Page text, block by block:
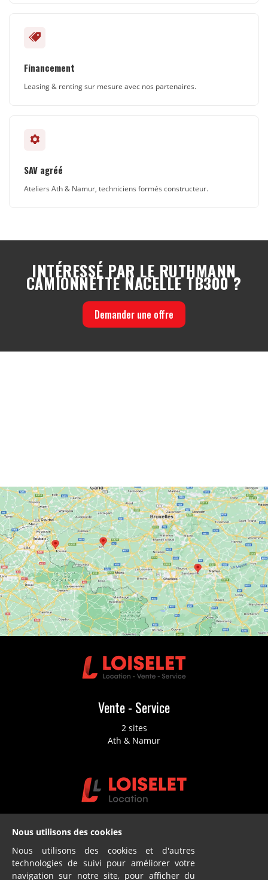
Financement
Leasing & renting sur mesure avec nos partenaires.
SAV agréé
Ateliers Ath & Namur, techniciens formés constructeur.
INTÉRESSÉ PAR LE RUTHMANN
CAMIONNETTE NACELLE TB300 ?
Demander une offre
Vente - Service
2 sites
Ath & Namur
Location
2 sites
Ath & Namur
Nous utilisons des cookies
Nous utilisons des cookies et d'autres
technologies de suivi pour améliorer votre
navigation sur notre site, pour afficher du